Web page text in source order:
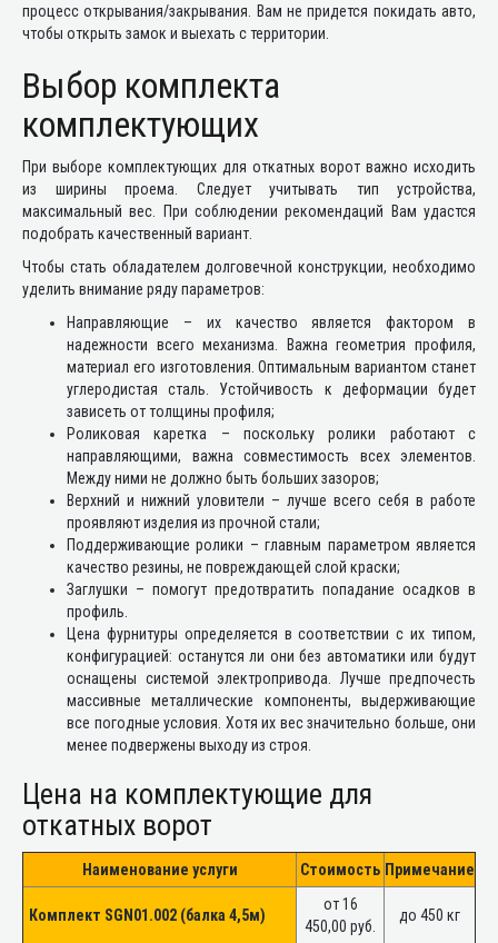
процесс открывания/закрывания. Вам не придется покидать авто,
чтобы открыть замок и выехать с территории.
Выбор комплекта
комплектующих
При выборе комплектующих для откатных ворот важно исходить
из ширины проема. Следует учитывать тип устройства,
максимальный вес. При соблюдении рекомендаций Вам удастся
подобрать качественный вариант.
Чтобы стать обладателем долговечной конструкции, необходимо
уделить внимание ряду параметров:
Направляющие – их качество является фактором в
надежности всего механизма. Важна геометрия профиля,
материал его изготовления. Оптимальным вариантом станет
углеродистая сталь. Устойчивость к деформации будет
зависеть от толщины профиля;
Роликовая каретка – поскольку ролики работают с
направляющими, важна совместимость всех элементов.
Между ними не должно быть больших зазоров;
Верхний и нижний уловители – лучше всего себя в работе
проявляют изделия из прочной стали;
Поддерживающие ролики – главным параметром является
качество резины, не повреждающей слой краски;
Заглушки – помогут предотвратить попадание осадков в
профиль.
Цена фурнитуры определяется в соответствии с их типом,
конфигурацией: останутся ли они без автоматики или будут
оснащены системой электропривода. Лучше предпочесть
массивные металлические компоненты, выдерживающие
все погодные условия. Хотя их вес значительно больше, они
менее подвержены выходу из строя.
Цена на комплектующие для
откатных ворот
Наименование услуги Стоимость Примечание
Комплект SGN01.002 (балка 4,5м)
от 16
450,00 руб.
до 450 кг